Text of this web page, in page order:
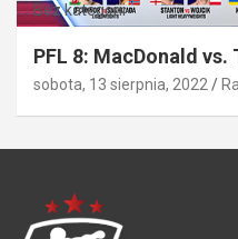
Bez kategorii
PFL 8: MacDonald
sobota, 13 sierpnia, 2022